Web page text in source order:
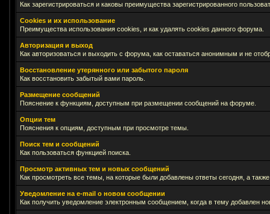
Как зарегистрироваться и каковы преимущества зарегистрированного
Cookies и их использование
Преимущества использования cookies, и как удалять cookies данного форума.
Авторизация и выход
Как авторизоваться и выходить с форума, как оставаться анонимным и не
Восстановление утерянного или забытого пароля
Как восстановить забытый вами пароль.
Размещение сообщений
Пояснение к функциям, доступным при размещении сообщений на форуме.
Опции тем
Пояснения к опциям, доступным при просмотре темы.
Поиск тем и сообщений
Как пользоваться функцией поиска.
Просмотр активных тем и новых сообщений
Как просмотреть все темы, на которые были добавлены ответы сегодня, а
Уведомление на е-mail о новом сообщении
Как получить уведомление электронным сообщением, когда в тему добавлен